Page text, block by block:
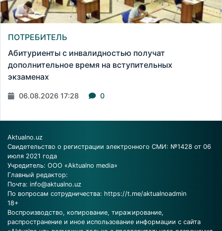
ПОТРЕБИТЕЛЬ
Абитуриенты с инвалидностью получат
дополнительное время на вступительных
экзаменах
06.08.2026 17:28 0
Aktualno.uz
Свидетельство о регистрации электронного СМИ: №1428 от 06
июля 2021 года
Учредитель: ООО «Aktualno media»
Главный редактор:
Почта: info@aktualno.uz
По вопросам сотрудничества: https://t.me/aktualnoadmin
18+
Воспроизводство, копирование, тиражирование,
распространение и иное использование информации с сайта